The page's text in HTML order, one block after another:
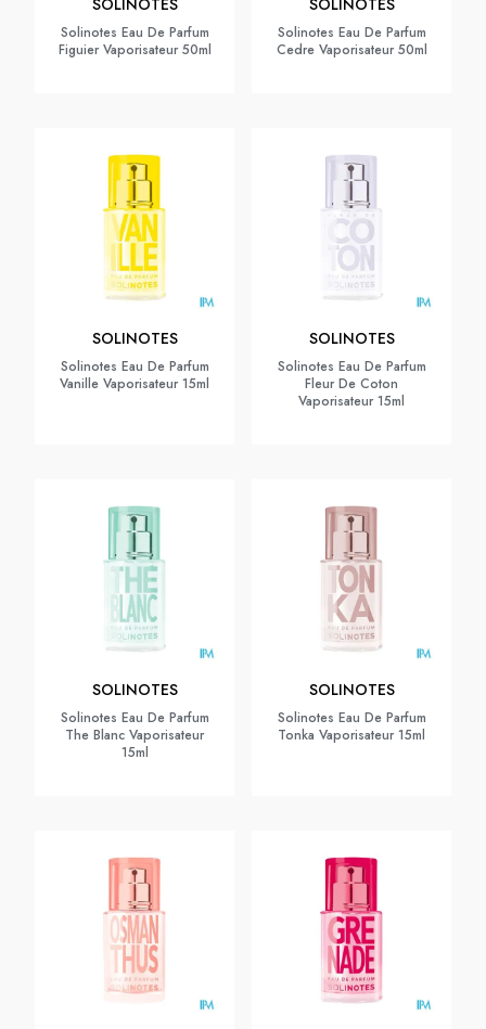
SOLINOTES
Solinotes Eau De Parfum
Figuier Vaporisateur 50ml
SOLINOTES
Solinotes Eau De Parfum
Cedre Vaporisateur 50ml
SOLINOTES
Solinotes Eau De Parfum
Vanille Vaporisateur 15ml
SOLINOTES
Solinotes Eau De Parfum
Fleur De Coton
Vaporisateur 15ml
SOLINOTES
Solinotes Eau De Parfum
The Blanc Vaporisateur
15ml
SOLINOTES
Solinotes Eau De Parfum
Tonka Vaporisateur 15ml